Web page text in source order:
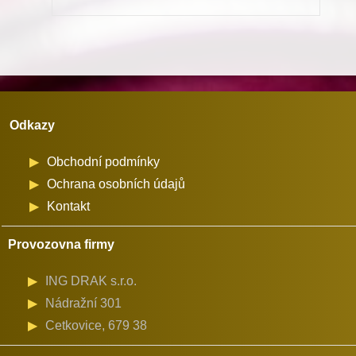
Odkazy
Obchodní podmínky
Ochrana osobních údajů
Kontakt
Provozovna firmy
ING DRAK s.r.o.
Nádražní 301
Cetkovice, 679 38